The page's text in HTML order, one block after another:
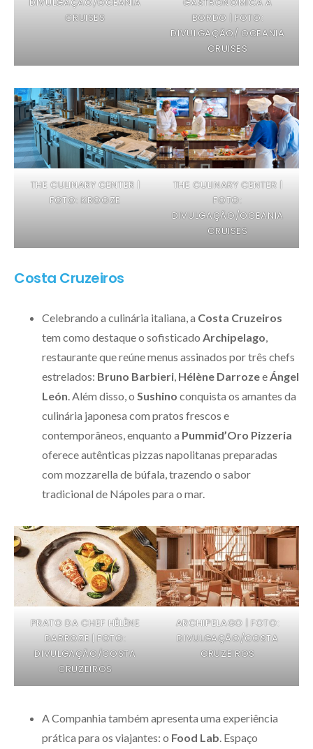
CRUISES
BORDO | FOTO:
DIVULGAÇÃO/ OCEANIA
CRUISES
THE CULINARY CENTER |
FOTO: KROOZE
THE CULINARY CENTER |
FOTO:
DIVULGAÇÃO/OCEANIA
CRUISES
Costa Cruzeiros
Celebrando a culinária italiana, a Costa Cruzeiros
tem como destaque o sofisticado Archipelago,
restaurante que reúne menus assinados por três chefs
estrelados: Bruno Barbieri, Hélène DarrozeeÁngel
León. Além disso, o Sushino conquista os amantes da
culinária japonesa com pratos frescos e
contemporâneos, enquanto a Pummid’Oro Pizzeria
oferece autênticas pizzas napolitanas preparadas
com mozzarella de búfala, trazendo o sabor
tradicional de Nápoles para o mar.
PRATO DA CHEF HÉLÈNE
DARROZE | FOTO:
DIVULGAÇÃO/COSTA
CRUZEIROS
ARCHIPELAGO | FOTO:
DIVULGAÇÃO/COSTA
CRUZEIROS
A Companhia também apresenta uma experiência
prática para os viajantes: o Food Lab . Espaço